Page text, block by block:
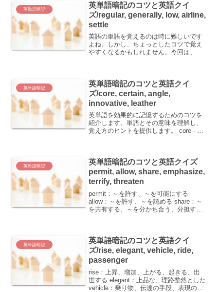
英単語暗記
英単語暗記のコツと英語クイ
ズ/regular, generally, low, airline,
settle
英語の単語を覚えるのは時に難しいです
よね。しかし、ちょっとしたコツで覚え
やすくなるかもしれません。今回は、以
い...
英単語暗記
英単語暗記のコツと英語クイ
ズ/core, certain, angle,
innovative, leather
英単語を効果的に記憶するためのコツを
紹介します。単語とその意味を理解し、
覚え方のヒントを提供します。 core - 核
英単語暗記
英単語暗記のコツと英語クイズ
permit, allow, share, emphasize,
terrify, threaten
permit：～を許す、～を可能にする
allow：～を許す、～を認める share：～
を共有する、～を分かち合う、分担す
英単語暗記
英単語暗記のコツと英語クイ
ズ/rise, elegant, vehicle, ride,
passenger
rise：上昇、増加、上がる、起きる、出
世する elegant：上品な、理路整然とした
vehicle：乗り物、伝達の手段、表現の手